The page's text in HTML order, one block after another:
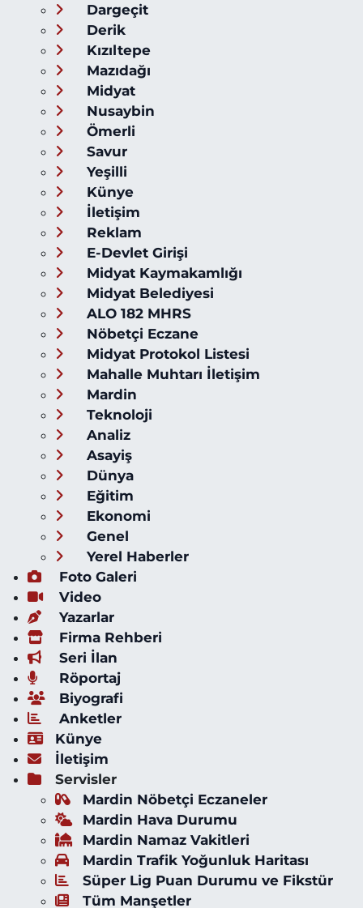
Dargeçit
Derik
Kızıltepe
Mazıdağı
Midyat
Nusaybin
Ömerli
Savur
Yeşilli
Künye
İletişim
Reklam
E-Devlet Girişi
Midyat Kaymakamlığı
Midyat Belediyesi
ALO 182 MHRS
Nöbetçi Eczane
Midyat Protokol Listesi
Mahalle Muhtarı İletişim
Mardin
Teknoloji
Analiz
Asayiş
Dünya
Eğitim
Ekonomi
Genel
Yerel Haberler
Foto Galeri
Video
Yazarlar
Firma Rehberi
Seri İlan
Röportaj
Biyografi
Anketler
Künye
İletişim
Servisler
Mardin Nöbetçi Eczaneler
Mardin Hava Durumu
Mardin Namaz Vakitleri
Mardin Trafik Yoğunluk Haritası
Süper Lig Puan Durumu ve Fikstür
Tüm Manşetler